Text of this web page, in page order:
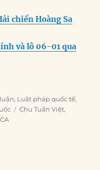
chiến Hoàng Sa
và lô 06-01 qua
, Luật pháp quốc tế,
Tags
Chu Tuấn Việt,